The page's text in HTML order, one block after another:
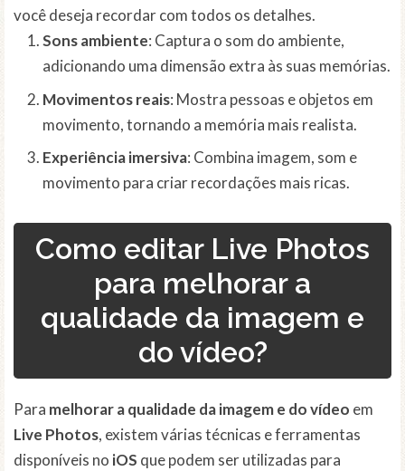
você deseja recordar com todos os detalhes.
Sons ambiente: Captura o som do ambiente,
adicionando uma dimensão extra às suas memórias.
Movimentos reais: Mostra pessoas e objetos em
movimento, tornando a memória mais realista.
Experiência imersiva: Combina imagem, som e
movimento para criar recordações mais ricas.
Como editar Live Photos
para melhorar a
qualidade da imagem e
do vídeo?
Para melhorar a qualidade da imagem e do vídeo em
Live Photos, existem várias técnicas e ferramentas
disponíveis no iOS que podem ser utilizadas para